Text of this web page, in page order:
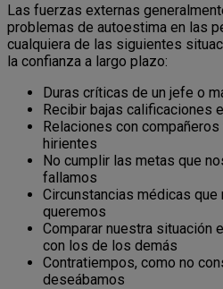
Las fuerzas externas
problemas de autoestima en las
cualquiera de las siguientes
la confianza a largo plazo:
Duras críticas de un jefe o
Recibir bajas calificaciones
Relaciones con
hirientes
No cumplir las metas que
fallamos
Circunstancias médicas
queremos
Comparar nuestra situación
con los de los demás
Contratiempos, como no
deseábamos